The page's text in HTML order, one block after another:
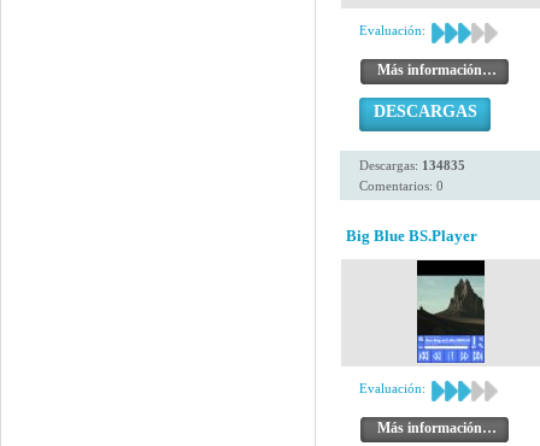
Evaluación:
Más información…
DESCARGAS
Descargas: 134835
Comentarios: 0
Big Blue BS.Player
Evaluación:
Más información…